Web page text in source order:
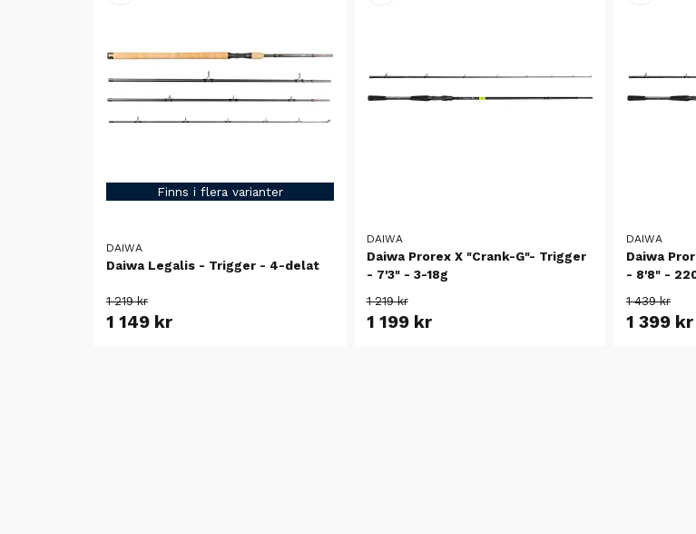
Finns i flera varianter
DAIWA
Daiwa Legalis - Trigger - 4-delat
1 219 kr
1 149 kr
DAIWA
Daiwa Prorex X "Crank-G"- Trigger
- 7'3" - 3-18g
1 219 kr
1 199 kr
DAIWA
Daiwa
- 8'8" -
1 439 kr
1 399 kr